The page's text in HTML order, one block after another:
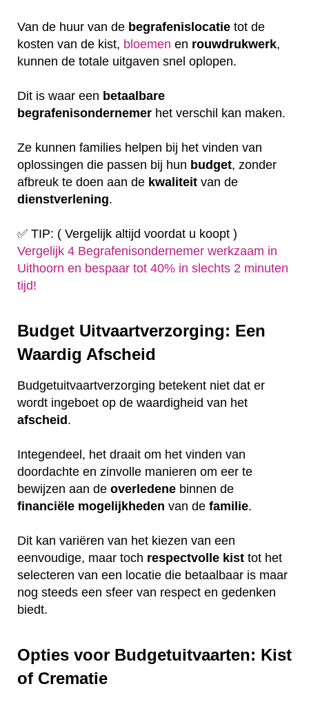
Van de huur van de begrafenislocatie tot de
kosten van de kist, bloemen en rouwdrukwerk,
kunnen de totale uitgaven snel oplopen.
Dit is waar een betaalbare
begrafenisondernemer het verschil kan maken.
Ze kunnen families helpen bij het vinden van
oplossingen die passen bij hun budget, zonder
afbreuk te doen aan de kwaliteit van de
dienstverlening.
✅ TIP: ( Vergelijk altijd voordat u koopt )
Vergelijk 4 Begrafenisondernemer werkzaam in
Uithoorn en bespaar tot 40% in slechts 2 minuten
tijd!
Budget Uitvaartverzorging: Een
Waardig Afscheid
Budgetuitvaartverzorging betekent niet dat er
wordt ingeboet op de waardigheid van het
afscheid .
Integendeel, het draait om het vinden van
doordachte en zinvolle manieren om eer te
bewijzen aan de overledene binnen de
financiële mogelijkheden van de familie.
Dit kan variëren van het kiezen van een
eenvoudige, maar toch respectvolle kist tot het
selecteren van een locatie die betaalbaar is maar
nog steeds een sfeer van respect en gedenken
biedt.
Opties voor Budgetuitvaarten: Kist
of Crematie